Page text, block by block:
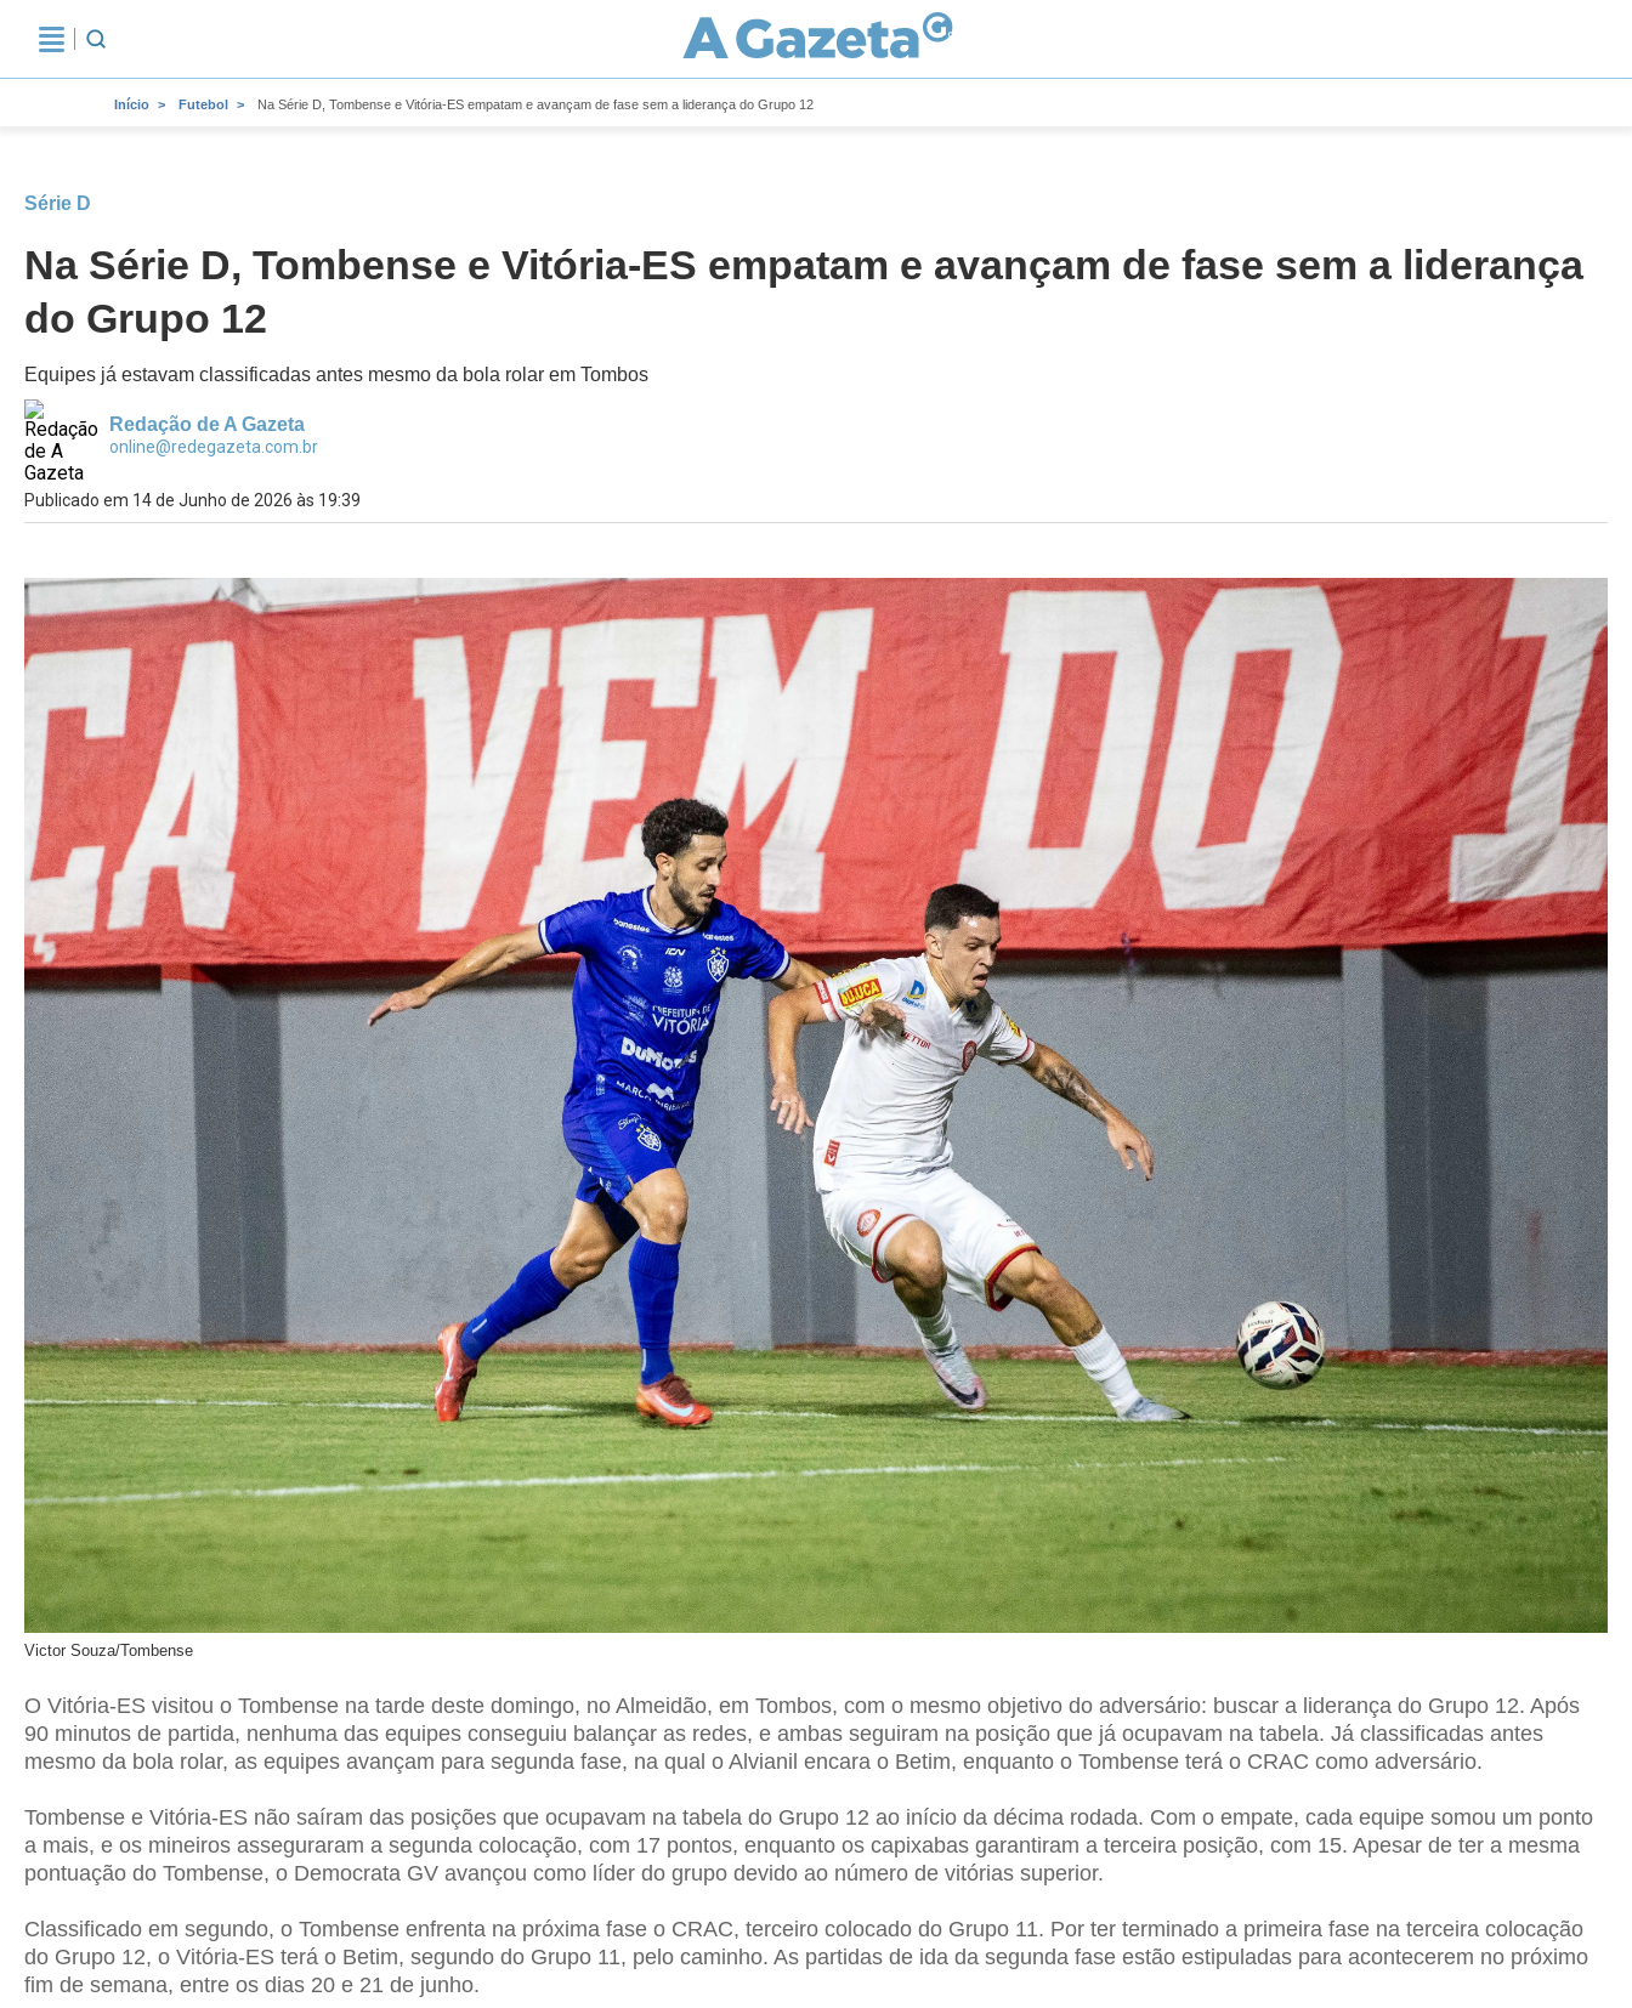
Início Futebol Na Série D, Tombense e Vitória-ES empatam e avançam de fase sem a liderança do Grupo 12
Série D
Na Série D, Tombense e Vitória-ES empatam e avançam de fase sem a liderança
do Grupo 12
Equipes já estavam classificadas antes mesmo da bola rolar em Tombos
Redação de A Gazeta
online@redegazeta.com.br
Publicado em 14 de Junho de 2026 às 19:39
Victor Souza/Tombense
O Vitória-ES visitou o Tombense na tarde deste domingo, no Almeidão, em Tombos, com o mesmo objetivo do adversário: buscar a liderança do Grupo 12. Após
90 minutos de partida, nenhuma das equipes conseguiu balançar as redes, e ambas seguiram na posição que já ocupavam na tabela. Já classificadas antes
mesmo da bola rolar, as equipes avançam para segunda fase, na qual o Alvianil encara o Betim, enquanto o Tombense terá o CRAC como adversário.
Tombense e Vitória-ES não saíram das posições que ocupavam na tabela do Grupo 12 ao início da décima rodada. Com o empate, cada equipe somou um ponto
a mais, e os mineiros asseguraram a segunda colocação, com 17 pontos, enquanto os capixabas garantiram a terceira posição, com 15. Apesar de ter a mesma
pontuação do Tombense, o Democrata GV avançou como líder do grupo devido ao número de vitórias superior.
Classificado em segundo, o Tombense enfrenta na próxima fase o CRAC, terceiro colocado do Grupo 11. Por ter terminado a primeira fase na terceira colocação
do Grupo 12, o Vitória-ES terá o Betim, segundo do Grupo 11, pelo caminho. As partidas de ida da segunda fase estão estipuladas para acontecerem no próximo
fim de semana, entre os dias 20 e 21 de junho.